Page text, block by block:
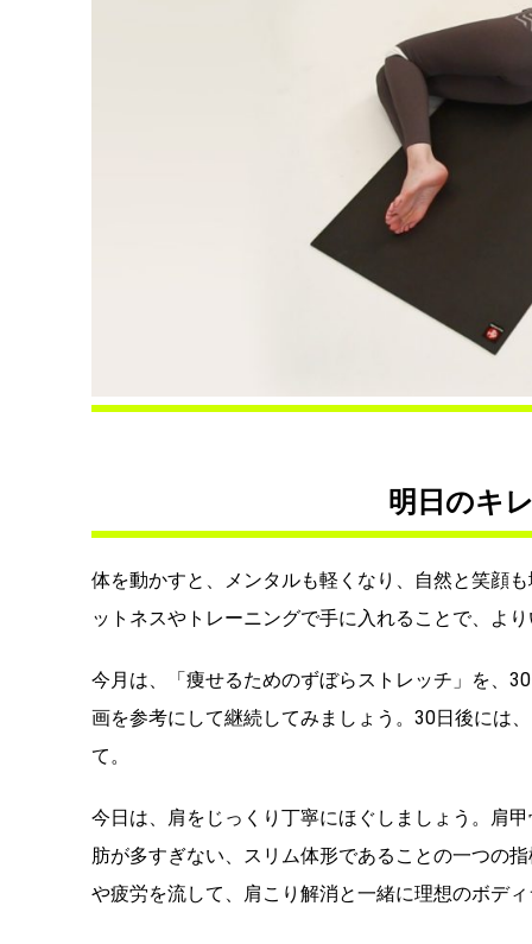
明日のキ
体を動かすと、メンタルも軽くなり、自然と笑顔
ットネスやトレーニングで手に入れることで、よ
今月は、「痩せるためのずぼらストレッチ」を、
画を参考にして継続してみましょう。30日後には
て。
今日は、肩をじっくり丁寧にほぐしましょう。肩
肪が多すぎない、スリム体形であることの一つの
や疲労を流して、肩こり解消と一緒に理想のボデ